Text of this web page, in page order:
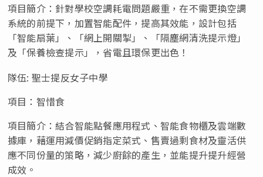
項目簡介：針對學校空調耗電問題嚴重，在不需更換空調
系統的前提下，加置智能配件，提高其效能，設計包括
「智能扇葉」、「網上開關掣」、「隔塵網清洗提示燈」
及「保養檢查提示」，省電且環保更出色！
隊伍: 聖士提反女子中學
項目：智惜食
項目簡介：結合智能點餐應用程式、智能食物櫃及雲端數
據庫，藉運用減價促銷指定菜式、售賣過剩食材及靈活供
應不同份量的策略，減少廚餘的產生，並能提升提升經營
成效。